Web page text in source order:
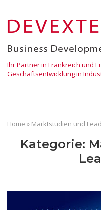
content
Ihr Partner in Frankreich und
Geschäftsentwicklung in
Home » Marktstudien und
Kategorie: